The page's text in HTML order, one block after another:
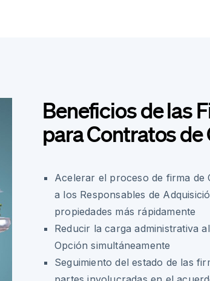
Beneficios de las
para Contratos de
Acelerar el proceso de firma de
a los Responsables de
propiedades más rápidamente
Reducir la carga administrativa
Opción simultáneamente
Seguimiento del estado de las